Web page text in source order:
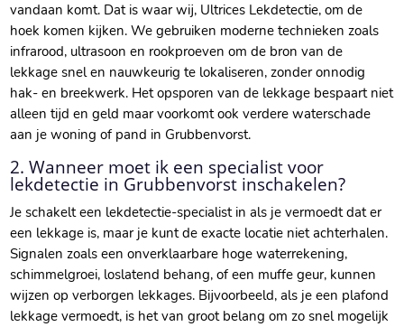
vandaan komt. Dat is waar wij, Ultrices Lekdetectie, om de
hoek komen kijken. We gebruiken moderne technieken zoals
infrarood, ultrasoon en rookproeven om de bron van de
lekkage snel en nauwkeurig te lokaliseren, zonder onnodig
hak- en breekwerk. Het opsporen van de lekkage bespaart niet
alleen tijd en geld maar voorkomt ook verdere waterschade
aan je woning of pand in Grubbenvorst.
2. Wanneer moet ik een specialist voor
lekdetectie in Grubbenvorst inschakelen?
Je schakelt een lekdetectie-specialist in als je vermoedt dat er
een lekkage is, maar je kunt de exacte locatie niet achterhalen.
Signalen zoals een onverklaarbare hoge waterrekening,
schimmelgroei, loslatend behang, of een muffe geur, kunnen
wijzen op verborgen lekkages. Bijvoorbeeld, als je een plafond
lekkage vermoedt, is het van groot belang om zo snel mogelijk